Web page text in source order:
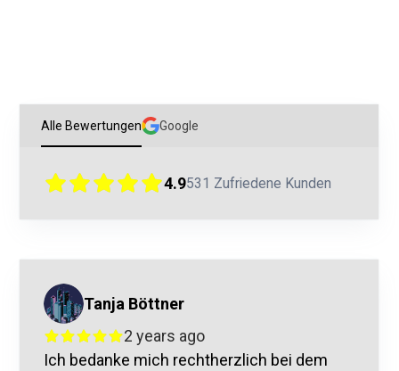
Alle Bewertungen Google
4.9531 Zufriedene Kunden
Tanja Böttner
2 years ago
Ich bedanke mich rechtherzlich bei dem